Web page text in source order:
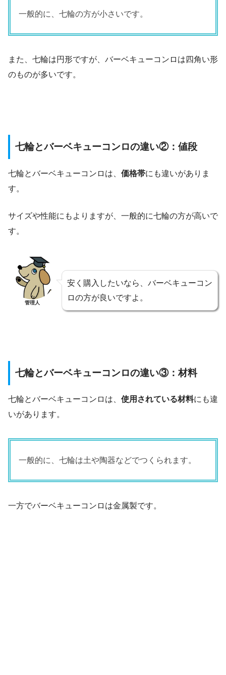
一般的に、七輪の方が小さいです。
また、七輪は円形ですが、バーベキューコンロは四角い形
のものが多いです。
七輪とバーベキューコンロの違い②：値段
七輪とバーベキューコンロは、 価格帯にも違いがありま
す。
サイズや性能にもよりますが、一般的に七輪の方が高いで
す。
管理人
安く購入したいなら、バーベキューコン
ロの方が良いですよ。
七輪とバーベキューコンロの違い③：材料
七輪とバーベキューコンロは、 使用されている材料にも違
いがあります。
一般的に、七輪は土や陶器などでつくられます。
一方でバーベキューコンロは金属製です。